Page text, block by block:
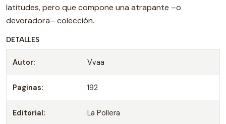
latitudes, pero que compone una atrapante –o
devoradora– colección.
DETALLES
Autor: Vvaa
Paginas: 192
Editorial: La Pollera